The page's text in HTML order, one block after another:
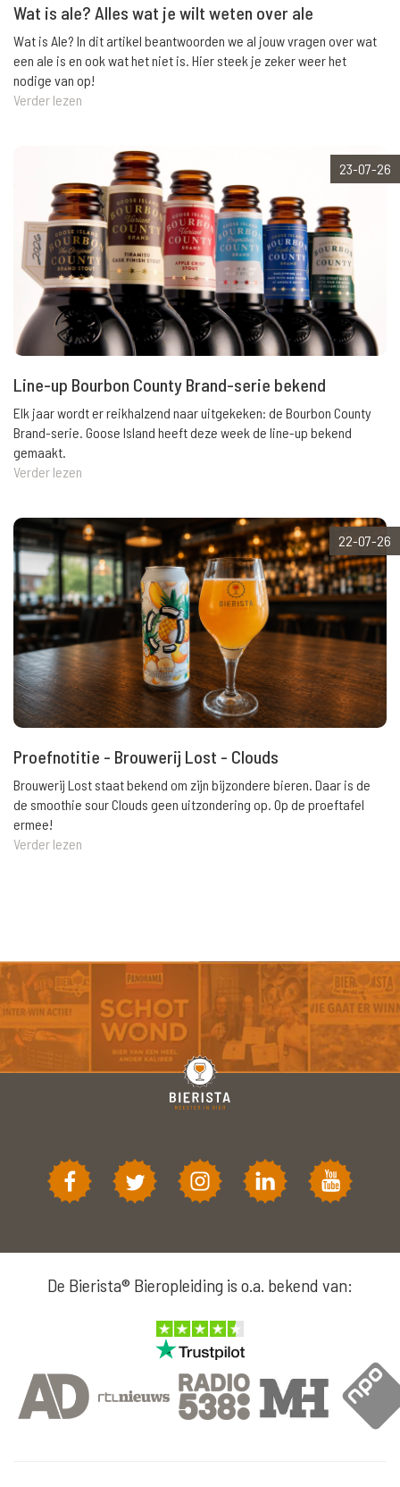
Wat is ale? Alles wat je wilt weten over ale
Wat is Ale? In dit artikel beantwoorden we al jouw vragen over wat
een ale is en ook wat het niet is. Hier steek je zeker weer het
nodige van op!
Verder lezen
23-07-26
Line-up Bourbon County Brand-serie bekend
Elk jaar wordt er reikhalzend naar uitgekeken: de Bourbon County
Brand-serie. Goose Island heeft deze week de line-up bekend
gemaakt.
Verder lezen
22-07-26
Proefnotitie - Brouwerij Lost - Clouds
Brouwerij Lost staat bekend om zijn bijzondere bieren. Daar is de
de smoothie sour Clouds geen uitzondering op. Op de proeftafel
ermee!
Verder lezen
De Bierista® Bieropleiding is o.a. bekend van: